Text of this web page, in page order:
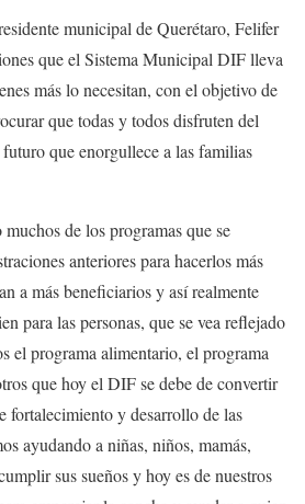
municipal de Querétaro, Felifer
que el Sistema Municipal DIF lleva
más lo necesitan, con el objetivo de
que todas y todos disfruten del
que enorgullece a las familias
de los programas que se
anteriores para hacerlos más
a más beneficiarios y así realmente
para las personas, que se vea reflejado
el programa alimentario, el programa
que hoy el DIF se debe de convertir
fortalecimiento y desarrollo de las
ayudando a niñas, niños, mamás,
sus sueños y hoy es de nuestros